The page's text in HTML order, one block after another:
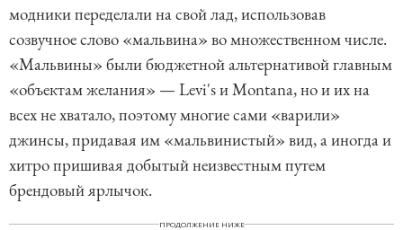
модники переделали на свой лад, использовав
созвучное слово «мальвина» во множественном числе.
«Мальвины» были бюджетной альтернативой главным
«объектам желания» — Levi's и Montana, но и их на
всех не хватало, поэтому многие сами «варили»
джинсы, придавая им «мальвинистый» вид, а иногда и
хитро пришивая добытый неизвестным путем
брендовый ярлычок.
ПРОДОЛЖЕНИЕ НИЖЕ